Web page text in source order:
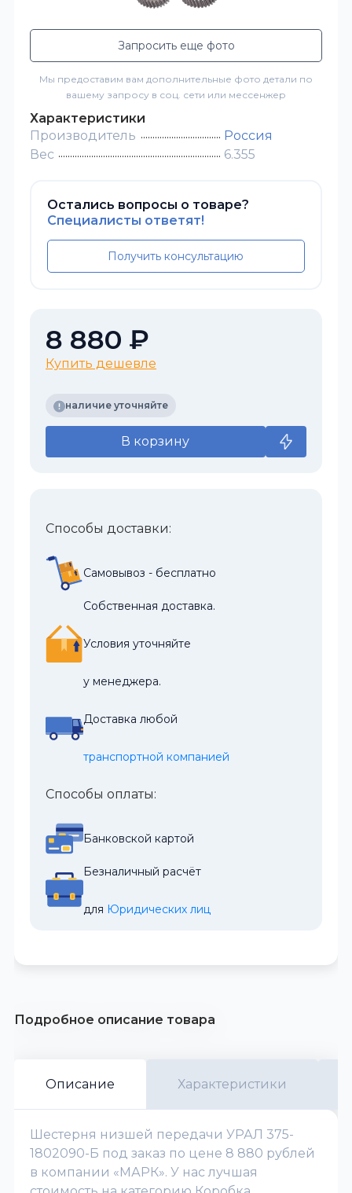
Запросить еще фото
Мы предоставим вам дополнительные фото детали по
вашему запросу в соц. сети или мессенжер
Характеристики
Производитель
Россия
Вес
6.355
Остались вопросы о товаре?
Специалисты ответят!
Получить консультацию
8 880 ₽
Купить дешевле
наличие уточняйте
В корзину
Способы доставки:
Самовывоз - бесплатно
Собственная доставка.
Условия уточняйте
у менеджера.
Доставка любой
транспортной компанией
Способы оплаты:
Банковской картой
Безналичный расчёт
для Юридических лиц
Подробное описание товара
Описание Характеристики
Шестерня низшей передачи УРАЛ 375-
1802090-Б под заказ по цене 8 880 рублей
в компании «МАРК». У нас лучшая